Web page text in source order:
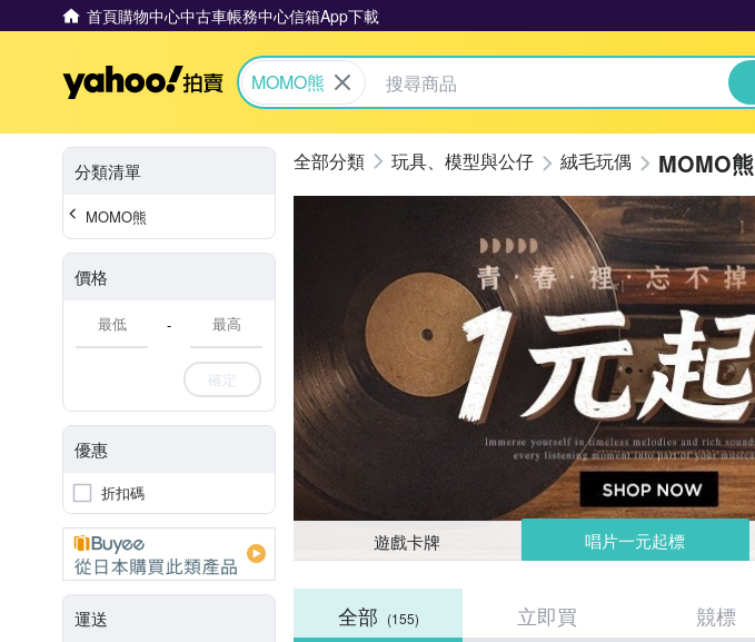
首頁購物中心中古車帳務中心信箱App下載
Yahoo拍賣
MOMO熊
分類清單
MOMO熊
價格
-
確定
優惠
折扣碼
運送
玩具、模型與公仔 絨毛玩偶 MOMO熊
遊戲卡牌 唱片一元起標
全部 (155) 立即買 競標